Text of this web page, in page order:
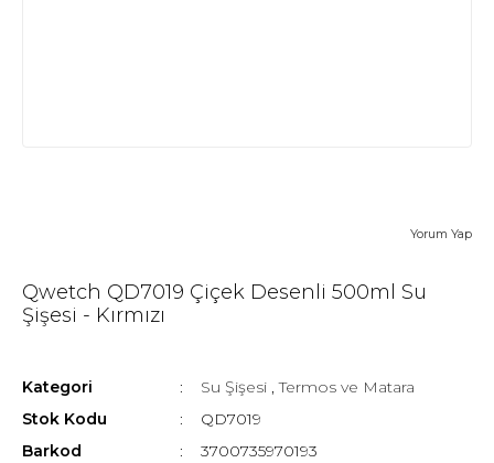
Yorum Yap
Qwetch QD7019 Çiçek Desenli 500ml Su
Şişesi - Kırmızı
Kategori Su Şişesi ,Termos ve Matara
Stok Kodu
QD7019
Barkod
3700735970193